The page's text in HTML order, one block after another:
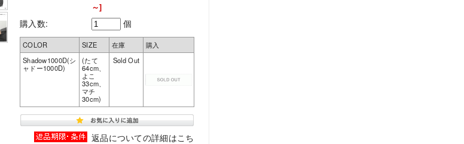
～]
購入数: 個
COLOR SIZE 在庫
購入
Shadow1000D(シ
ャドー1000D)
(たて
64cm、
よこ
33cm、
マチ
30cm)
Sold Out
返品についての詳細はこち